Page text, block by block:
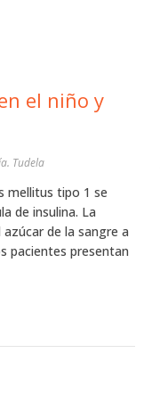
el niño y
Tudela
mellitus tipo 1 se
de insulina. La
de la sangre a
pacientes presentan